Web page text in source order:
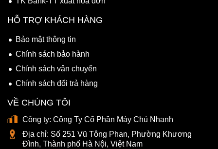
HỖ TRỢ KHÁCH HÀNG
Bảo mật thông tin
Chính sách bảo hành
Chính sách vận chuyển
Chính sách đổi trả hàng
VỀ CHÚNG TÔI
Công ty: Công Ty Cổ Phần Máy Chủ Nhanh
Địa chỉ: Số 251 Vũ Tông Phan, Phường Khương
Đình, Thành phố Hà Nội, Việt Nam